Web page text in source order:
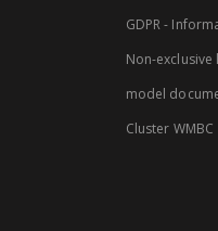
GDPR -
Non-
model
Cluster WMBC